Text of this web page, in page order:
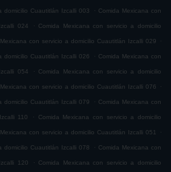
domicilio Cuautitlán Izcalli 003 . Comida Mexicana con
024 . Comida Mexicana con servicio a domicilio
con servicio a domicilio Cuautitlán Izcalli 029 .
domicilio Cuautitlán Izcalli 026 . Comida Mexicana con
054 . Comida Mexicana con servicio a domicilio
con servicio a domicilio Cuautitlán Izcalli 076 .
domicilio Cuautitlán Izcalli 079 . Comida Mexicana con
110 . Comida Mexicana con servicio a domicilio
con servicio a domicilio Cuautitlán Izcalli 051 .
domicilio Cuautitlán Izcalli 078 . Comida Mexicana con
120 . Comida Mexicana con servicio a domicilio